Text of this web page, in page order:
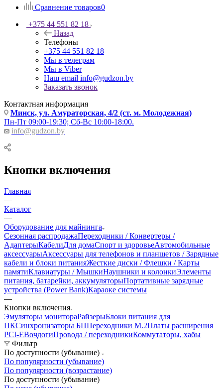
Сравнение товаров0
+375 44 551 82 18
Назад
Телефоны
+375 44 551 82 18
Мы в телеграм
Мы в Viber
Наш email info@gudzon.by
Заказать звонок
Контактная информация
Минск, ул. Амураторская, 4/2 (ст. м. Молодежная)
Пн-Пт 09:00-19:30; Сб-Вс 10:00-18:00.
info@gudzon.by
Кнопки включения
Главная
—
Каталог
—
Оборудование для майнинга
Сезонная распродажаПереходники / Конвертеры /
АдаптерыКабелиДля домаСпорт и здоровьеАвтомобильные
аксессуарыАксессуары для телефонов и планшетов / Зарядные
кабели и блоки питанияЖесткие диски / Флешки / Карты
памятиКлавиатуры / МышкиНаушники и колонкиЭлементы
питания, батарейки, аккумуляторыПортативные зарядные
устройства (Power Bank)Караоке системы
—
Кнопки включения
Эмуляторы монитораРайзерыБлоки питания для
ПКСинхронизаторы БППереходники М.2Платы расширения
PCI-EВочдогиПровода / переходникиКоммутаторы, хабы
Фильтр
По доступности (убывание)
По популярности (убывание)
По популярности (возрастание)
По доступности (убывание)